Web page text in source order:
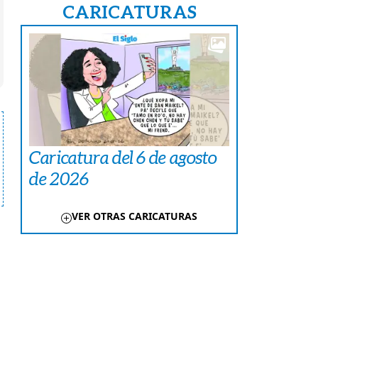
CARICATURAS
Caricatura del 6 de agosto
de 2026
VER OTRAS CARICATURAS